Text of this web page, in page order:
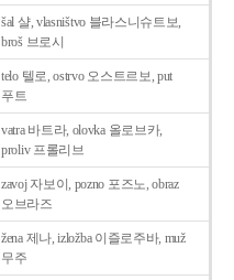
šal 샬, vlasništvo 블라스니슈트보,
broš 브로시
telo 텔로, ostrvo 오스트르보, put
푸트
vatra 바트라, olovka 올로브카,
proliv 프롤리브
zavoj 자보이, pozno 포즈노, obraz
오브라즈
žena 제나, izložba 이즐로주바, muž
무주